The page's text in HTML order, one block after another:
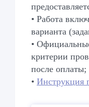
• Работа
варианта
•
критерии
после оплаты;
• Инструкция